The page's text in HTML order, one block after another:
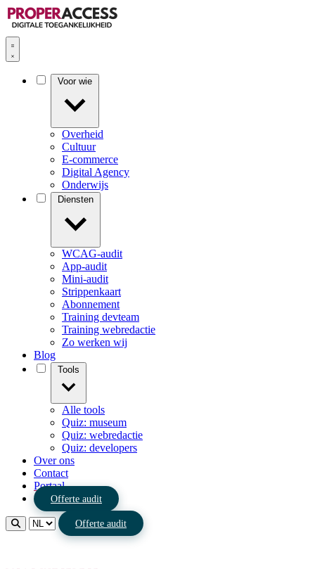
Overheid
Cultuur
E-commerce
Digital Agency
Onderwijs
WCAG-audit
App-audit
Mini-audit
Strippenkaart
Abonnement
Training devteam
Training webredactie
Zo werken wij
Blog
Alle tools
Quiz: museum
Quiz: webredactie
Quiz: developers
Over ons
Contact
Portaal
Offerte audit
Offerte audit